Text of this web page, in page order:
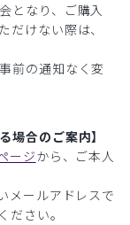
となり、ご購入
だけない際は、
前の通知なく変
場合のご案内】
ージから、ご本人
メールアドレスで
さい。